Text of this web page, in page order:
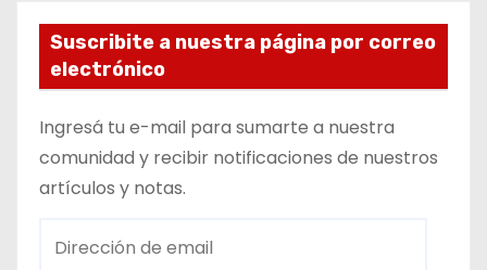
Suscribite a nuestra página por correo
electrónico
Ingresá tu e-mail para sumarte a nuestra
comunidad y recibir notificaciones de nuestros
artículos y notas.